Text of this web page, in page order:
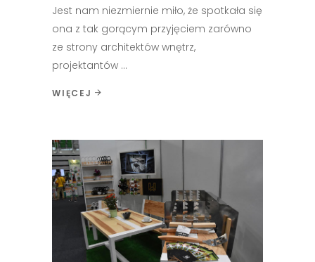
Jest nam niezmiernie miło, że spotkała się
ona z tak gorącym przyjęciem zarówno
ze strony architektów wnętrz,
projektantów
WIĘCEJ